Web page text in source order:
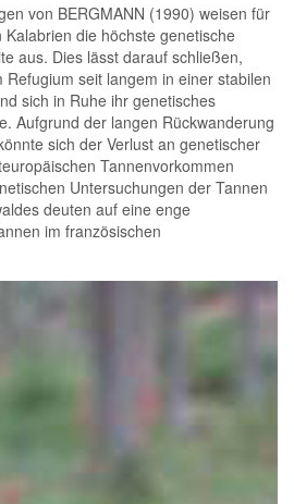
von BERGMANN (1990) weisen für
die höchste genetische
aus. Dies lässt darauf schließen,
Refugium seit langem in einer stabilen
sich in Ruhe ihr genetisches
Aufgrund der langen Rückwanderung
sich der Verlust an genetischer
Tannenvorkommen
Untersuchungen der Tannen
deuten auf eine enge
im französischen